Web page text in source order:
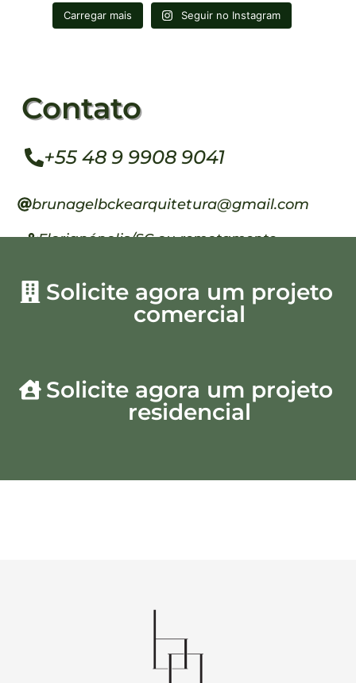
Carregar mais Seguir no Instagram
Contato
+55 48 9 9908 9041
brunagelbckearquitetura@gmail.com
Florianópolis/SC ou remotamente
Solicite agora um projeto
comercial
Solicite agora um projeto
residencial